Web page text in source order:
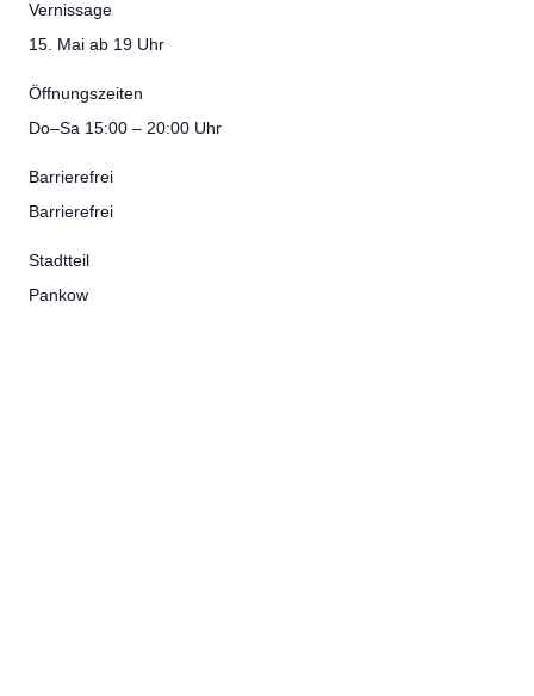
Vernissage
15. Mai ab 19 Uhr
Öffnungszeiten
Do–Sa 15:00 – 20:00 Uhr
Barrierefrei
Barrierefrei
Stadtteil
Pankow